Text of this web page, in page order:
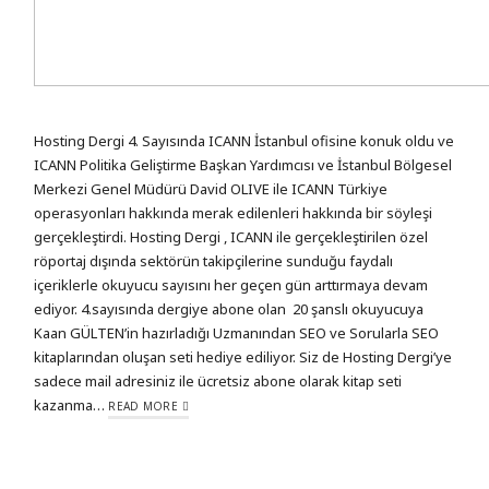
Hosting Dergi 4. Sayısında ICANN İstanbul ofisine konuk oldu ve
ICANN Politika Geliştirme Başkan Yardımcısı ve İstanbul Bölgesel
Merkezi Genel Müdürü David OLIVE ile ICANN Türkiye
operasyonları hakkında merak edilenleri hakkında bir söyleşi
gerçekleştirdi. Hosting Dergi , ICANN ile gerçekleştirilen özel
röportaj dışında sektörün takipçilerine sunduğu faydalı
içeriklerle okuyucu sayısını her geçen gün arttırmaya devam
ediyor. 4.sayısında dergiye abone olan 20 şanslı okuyucuya
Kaan GÜLTEN’in hazırladığı Uzmanından SEO ve Sorularla SEO
kitaplarından oluşan seti hediye ediliyor. Siz de Hosting Dergi’ye
sadece mail adresiniz ile ücretsiz abone olarak kitap seti
kazanma… READ MORE